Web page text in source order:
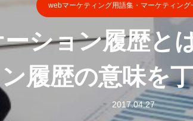
webマーケティング用語集・マーケティング
ション履歴と
履歴の意味を
2017.04.27